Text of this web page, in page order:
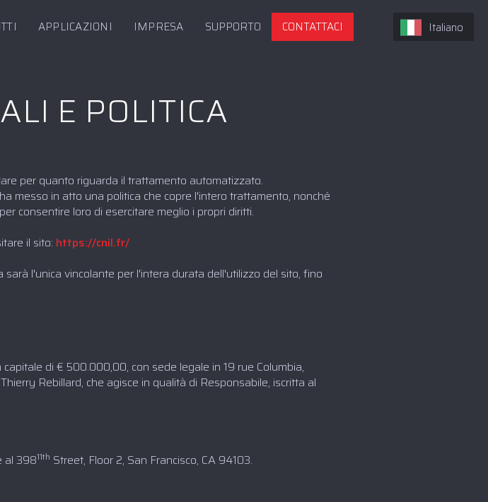
APPLICAZIONI IMPRESA SUPPORTO CONTATTACI
E POLITICA
per quanto riguarda il trattamento automatizzato.
messo in atto una politica che copre l'intero trattamento, nonché
consentire loro di esercitare meglio i propri diritti.
il sito: https://cnil.fr/
l'unica vincolante per l'intera durata dell'utilizzo del sito, fino
di € 500.000,00, con sede legale in 19 rue Columbia,
Rebillard, che agisce in qualità di Responsabile, iscritta al
al 39811th Street, Floor 2, San Francisco, CA 94103.
Italiano